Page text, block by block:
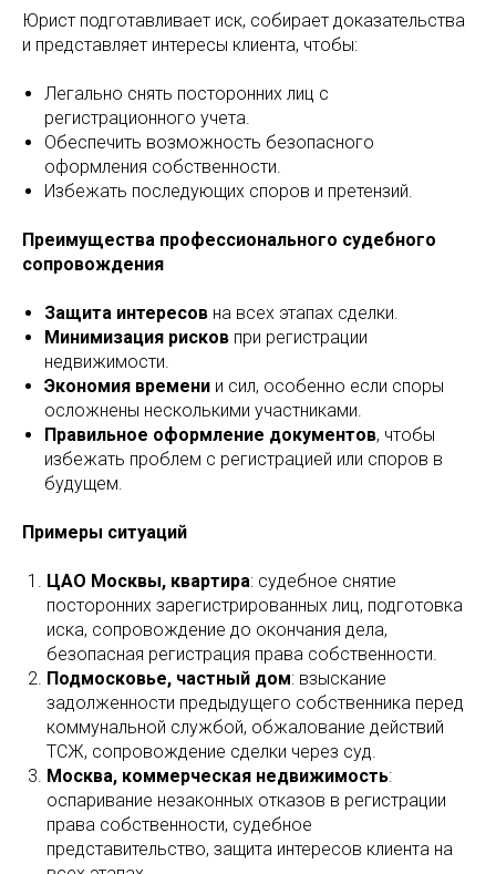
Юрист подготавливает иск, собирает доказательства
и представляет интересы клиента, чтобы:
Легально снять посторонних лиц с
регистрационного учета.
Обеспечить возможность безопасного
оформления собственности.
Избежать последующих споров и претензий.
Преимущества профессионального судебного
сопровождения
Защита интересов на всех этапах сделки.
Минимизация рисков при регистрации
недвижимости.
Экономия времени и сил, особенно если споры
осложнены несколькими участниками.
Правильное оформление документов, чтобы
избежать проблем с регистрацией или споров в
будущем.
Примеры ситуаций
ЦАО Москвы, квартира: судебное снятие
посторонних зарегистрированных лиц, подготовка
иска, сопровождение до окончания дела,
безопасная регистрация права собственности.
Подмосковье, частный дом: взыскание
задолженности предыдущего собственника перед
коммунальной службой, обжалование действий
ТСЖ, сопровождение сделки через суд.
Москва, коммерческая недвижимость:
оспаривание незаконных отказов в регистрации
права собственности, судебное
представительство, защита интересов клиента на